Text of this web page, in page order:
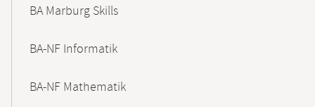
BA Marburg Skills
BA-NF Informatik
BA-NF Mathematik